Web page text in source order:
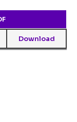
Download